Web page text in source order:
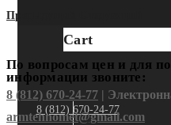
8 (812) 670-24-77
Cart
Предыдущий
По вопросам цен и для
информации звоните:
8 (812) 670-24-77 |
armtehnomet@gmail.com